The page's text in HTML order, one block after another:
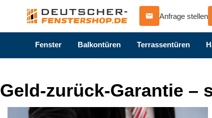
Anfrage stellen
Fenster Balkontüren Terrassentüren
Geld-zurück-Garantie –